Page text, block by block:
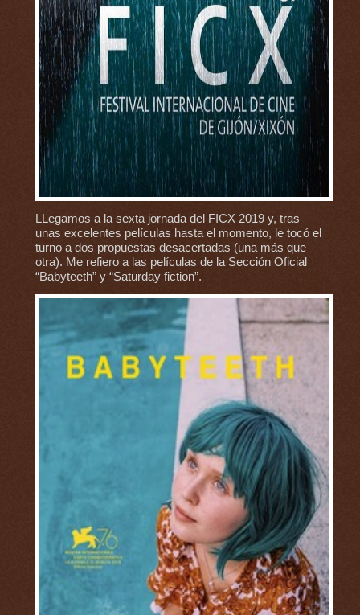
LLegamos a la sexta jornada del FICX 2019 y, tras
unas excelentes películas hasta el momento, le tocó el
turno a dos propuestas desacertadas (una más que
otra). Me refiero a las películas de la Sección Oficial
“Babyteeth” y “Saturday fiction”.